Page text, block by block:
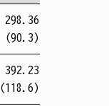
298.36
(90.3)
392.23
(118.6)